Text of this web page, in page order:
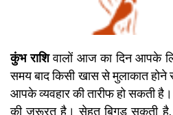
कुंभ राशिवालों आज का दिन आपके
समय बाद किसी खास से मुलाकात
आपके व्यवहार की तारीफ हो सकती
की ज़रूरत है। सेहत बिगड़ सकती है,